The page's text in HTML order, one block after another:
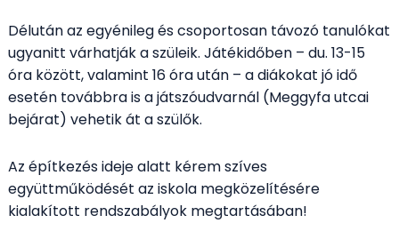
Délután az egyénileg és csoportosan távozó tanulókat
ugyanitt várhatják a szüleik. Játékidőben – du. 13-15
óra között, valamint 16 óra után – a diákokat jó idő
esetén továbbra is a játszóudvarnál (Meggyfa utcai
bejárat) vehetik át a szülők.
Az építkezés ideje alatt kérem szíves
együttműködését az iskola megközelítésére
kialakított rendszabályok megtartásában!